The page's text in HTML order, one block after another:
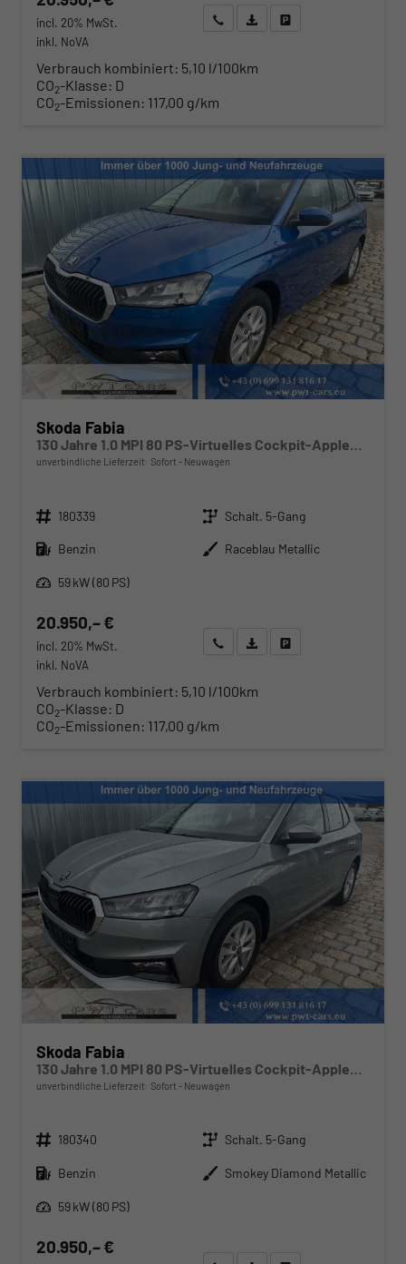
incl. 20% MwSt.
inkl. NoVA
Wir rufen Sie anAngebot drucken (PDF)
Verbrauch kombiniert: 5,10 l/100km
CO2-Klasse: D
CO2-Emissionen: 117,00 g/km
Skoda Fabia
130 Jahre 1.0 MPI 80 PS-Virtuelles Cockpit-AppleCarplay-Android-Auto-LED-Klima-Tempomat-Rückfahrkamera-DAB-SHZ-15" Alu-sofort
unverbindliche Lieferzeit: Sofort Neuwagen
Fahrzeugnr. 180339 Getriebe Schalt. 5-Gang
Kraftstoff Benzin Außenfarbe Raceblau Metallic
Leistung
59 kW (80 PS)
20.950,– €
incl. 20% MwSt.
inkl. NoVA
Wir rufen Sie anAngebot drucken (PDF)
Verbrauch kombiniert: 5,10 l/100km
CO2-Klasse: D
CO2-Emissionen: 117,00 g/km
Skoda Fabia
130 Jahre 1.0 MPI 80 PS-Virtuelles Cockpit-AppleCarplay-Android-Auto-LED-Klima-Tempomat-Rückfahrkamera-DAB-SHZ-15" Alu-sofort
unverbindliche Lieferzeit: Sofort Neuwagen
Fahrzeugnr. 180340 Getriebe Schalt. 5-Gang
Kraftstoff Benzin Außenfarbe Smokey Diamond Metallic
Leistung
59 kW (80 PS)
20.950,– €